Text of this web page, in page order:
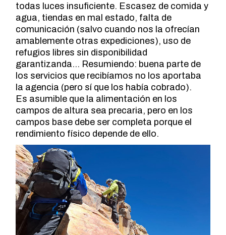
todas luces insuficiente. Escasez de comida y
agua, tiendas en mal estado, falta de
comunicación (salvo cuando nos la ofrecían
amablemente otras expediciones), uso de
refugios libres sin disponibilidad
garantizanda… Resumiendo: buena parte de
los servicios que recibíamos no los aportaba
la agencia (pero sí que los había cobrado).
Es asumible que la alimentación en los
campos de altura sea precaria, pero en los
campos base debe ser completa porque el
rendimiento físico depende de ello.